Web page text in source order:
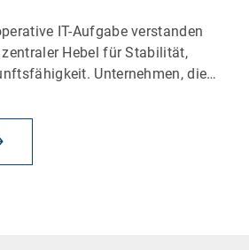
IT-Aufgabe verstanden
Hebel für Stabilität,
Unternehmen, die…